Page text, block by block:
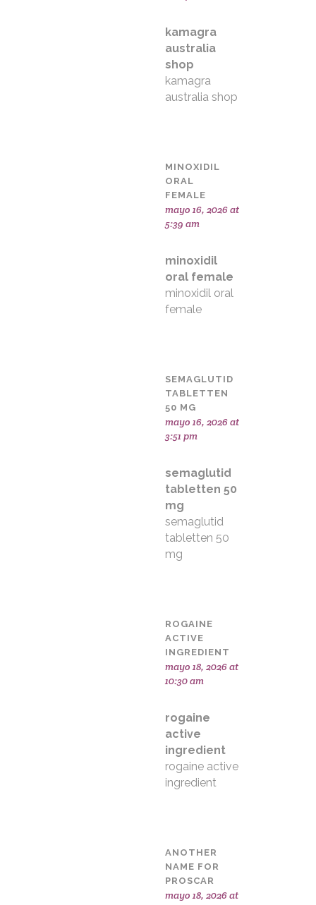
kamagra
australia
shop
kamagra
australia shop
MINOXIDIL
ORAL
FEMALE
mayo 16, 2026 at
5:39 am
minoxidil
oral female
minoxidil oral
female
SEMAGLUTID
TABLETTEN
50 MG
mayo 16, 2026 at
3:51 pm
semaglutid
tabletten 50
mg
semaglutid
tabletten 50
mg
ROGAINE
ACTIVE
INGREDIENT
mayo 18, 2026 at
10:30 am
rogaine
active
ingredient
rogaine active
ingredient
ANOTHER
NAME FOR
PROSCAR
mayo 18, 2026 at